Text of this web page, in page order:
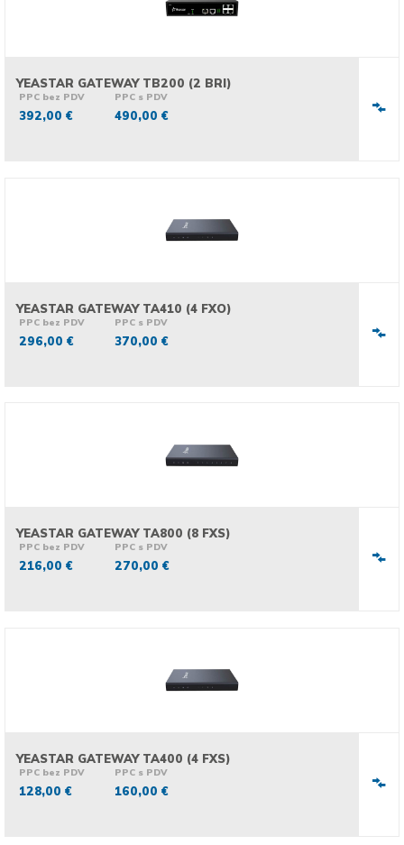
YEASTAR GATEWAY TB200 (2 BRI)
PPC bez PDV
392,00 €
PPC s PDV
490,00 €
YEASTAR GATEWAY TA410 (4 FXO)
PPC bez PDV
296,00 €
PPC s PDV
370,00 €
YEASTAR GATEWAY TA800 (8 FXS)
PPC bez PDV
216,00 €
PPC s PDV
270,00 €
YEASTAR GATEWAY TA400 (4 FXS)
PPC bez PDV
128,00 €
PPC s PDV
160,00 €